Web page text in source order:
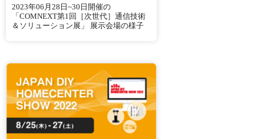
2023年06月28日~30日開催の
「COMNEXT第1回［次世代］通信技術
＆ソリューション展」 展示会場の様子